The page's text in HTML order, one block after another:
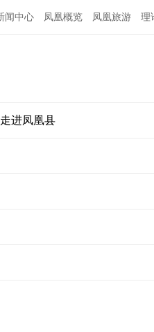
闻中心 凤凰概览 凤凰旅游 理
进凤凰县